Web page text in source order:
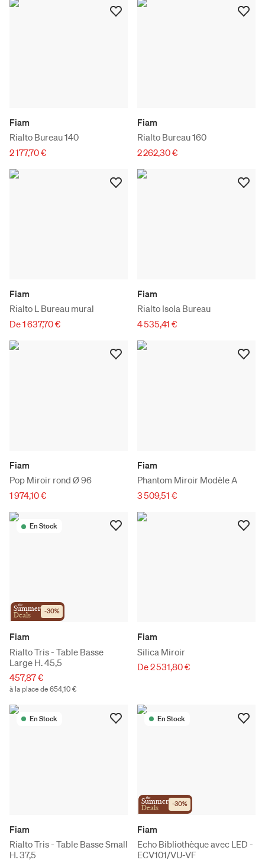
Fiam
Rialto Bureau 140
2 177,70 €
Fiam
Rialto Bureau 160
2 262,30 €
Fiam
Rialto L Bureau mural
De 1 637,70 €
Fiam
Rialto Isola Bureau
4 535,41 €
Fiam
Pop Miroir rond Ø 96
1 974,10 €
Fiam
Phantom Miroir Modèle A
3 509,51 €
En Stock
the
Summer
Deals -30%
Fiam
Rialto Tris - Table Basse
Large H. 45,5
457,87 €
à la place de 654,10 €
Fiam
Silica Miroir
De 2 531,80 €
En Stock
Fiam
Rialto Tris - Table Basse Small
H. 37,5
En Stock
the
Summer
Deals -30%
Fiam
Echo Bibliothèque avec LED -
ECV101/VU-VF